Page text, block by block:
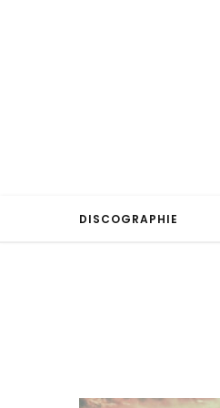
DISCOGRAPHIE